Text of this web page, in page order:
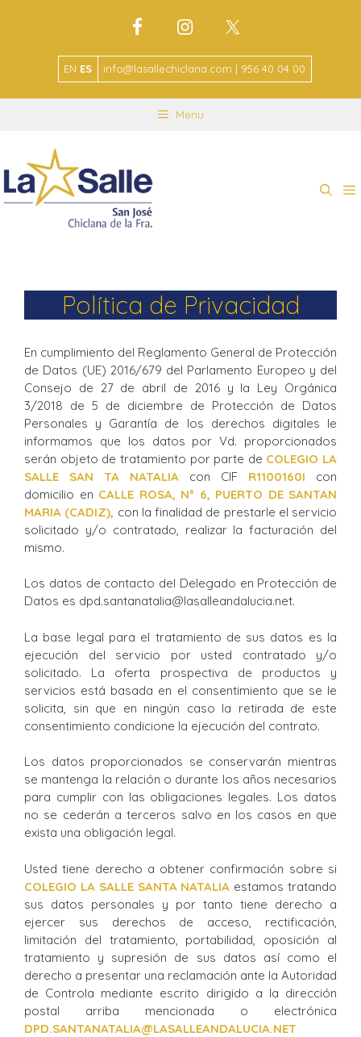
EN ES info@lasallechiclana.com | 956 40 04 00
Menu
Política de Privacidad
En cumplimiento del Reglamento General de Protección
de Datos (UE) 2016/679 del Parlamento Europeo y del
Consejo de 27 de abril de 2016 y la Ley Orgánica
3/2018 de 5 de diciembre de Protección de Datos
Personales y Garantía de los derechos digitales le
informamos que los datos por Vd. proporcionados
serán objeto de tratamiento por parte de COLEGIO LA
SALLE
SAN TA NATALIA con CIF R1100160I con
domicilio en CALLE ROSA, Nº 6, PUERTO DE SANTAN
MARIA (CADIZ), con la finalidad de prestarle el servicio
solicitado y/o contratado, realizar la facturación del
mismo.
Los datos de contacto del Delegado en Protección de
Datos es dpd.santanatalia@lasalleandalucia.net.
La base legal para el tratamiento de sus datos es la
ejecución del servicio por usted contratado y/o
solicitado. La oferta prospectiva de productos y
servicios está basada en el consentimiento que se le
solicita, sin que en ningún caso la retirada de este
consentimiento condicione la ejecución del contrato.
Los datos proporcionados se conservarán mientras
se mantenga la relación o durante los años necesarios
para cumplir con las obligaciones legales. Los datos
no se cederán a terceros salvo en los casos en que
exista una obligación legal.
Usted tiene derecho a obtener confirmación sobre si
COLEGIO LA SALLE SANTA NATALIA estamos tratando
sus datos personales y por tanto tiene derecho a
ejercer sus derechos de acceso, rectificación,
limitación del tratamiento, portabilidad, oposición al
tratamiento y supresión de sus datos así como el
derecho a presentar una reclamación ante la Autoridad
de Controla mediante escrito dirigido a la dirección
postal arriba mencionada o electrónica
DPD.SANTANATALIA@LASALLEANDALUCIA.NET